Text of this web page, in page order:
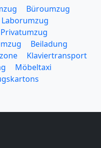
Büroumzug
Laborumzug
Privatumzug
Beiladung
Klaviertransport
Möbeltaxi